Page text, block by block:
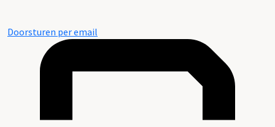
Doorsturen per email